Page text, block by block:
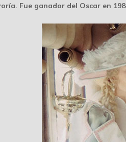
Fue ganador del Oscar en